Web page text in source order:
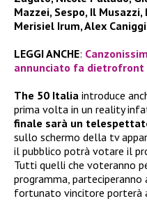
Mazzei, Sespo, Il
Merisiel Irum, Alex
LEGGI ANCHE:
annunciato fa dietrofront
The 50 Italia introduce
prima volta in un reality
finale sarà un
sullo schermo della tv
il pubblico potrà votare il
Tutti quelli che voteranno
programma, parteciperanno
fortunato vincitore porterà